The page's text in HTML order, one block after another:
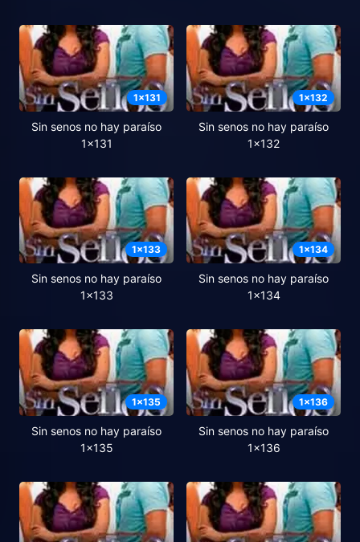
1x131
Sin senos no hay paraíso
1x131
1x132
Sin senos no hay paraíso
1x132
1x133
Sin senos no hay paraíso
1x133
1x134
Sin senos no hay paraíso
1x134
1x135
Sin senos no hay paraíso
1x135
1x136
Sin senos no hay paraíso
1x136